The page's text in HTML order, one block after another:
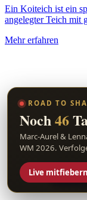
Ein Koiteich ist ein
angelegter Teich mit
Mehr erfahren
ROAD TO
Noch46
Marc-Aurel &
WM 2026.
Live mitfiebern